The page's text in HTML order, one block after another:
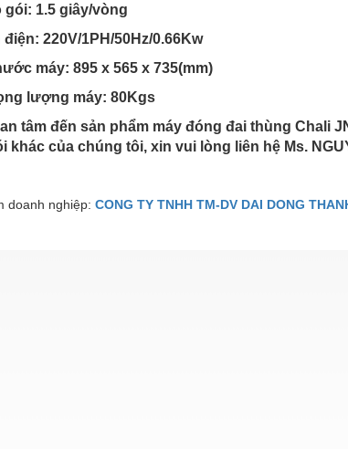
gói: 1.5 giây/vòng
220V/1PH/50Hz/0.66Kw
máy: 895 x 565 x 735(mm)
lượng máy: 80Kgs
tâm đến sản phẩm máy đóng đai thùng Chali
khác của chúng tôi, xin vui lòng liên hệ Ms.
doanh nghiệp: CONG TY TNHH TM-DV DAI DONG